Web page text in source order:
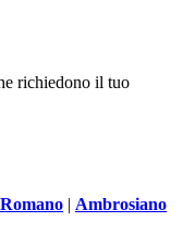
richiedono il tuo
Romano | Ambrosiano